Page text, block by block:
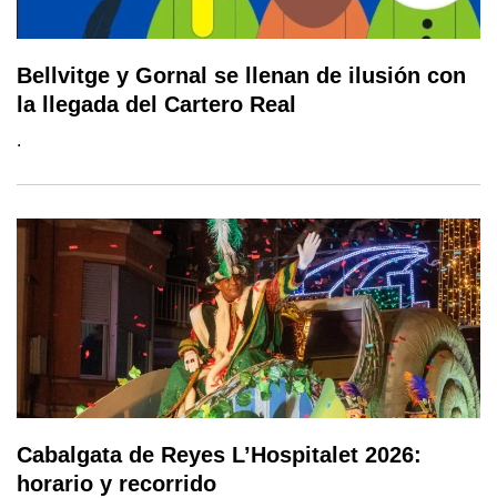
Bellvitge y Gornal se llenan de ilusión con
la llegada del Cartero Real
.
Cabalgata de Reyes L’Hospitalet 2026:
horario y recorrido